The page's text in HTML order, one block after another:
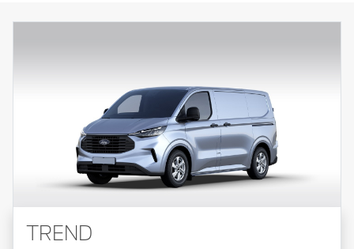
TREND